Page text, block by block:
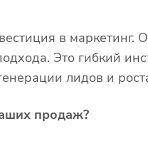
в маркетинг.
Это гибкий
лидов и
продаж?